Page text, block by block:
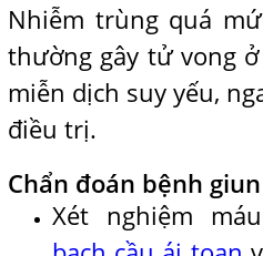
Nhiễm trùng quá
thường gây tử vong
miễn dịch suy yếu,
điều trị.
Chẩn đoán bệnh
Xét nghiệm